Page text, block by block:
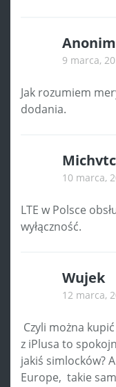
Anonim
9 marca,
Jak rozumiem
dodania.
Michvtc
10 marca,
LTE w Polsce
wyłączność.
Wujek
12 marca,
Czyli można
z iPlusa to
jakiś simlocków?
Europe, takie